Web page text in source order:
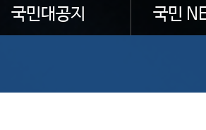
국민대공지 국민